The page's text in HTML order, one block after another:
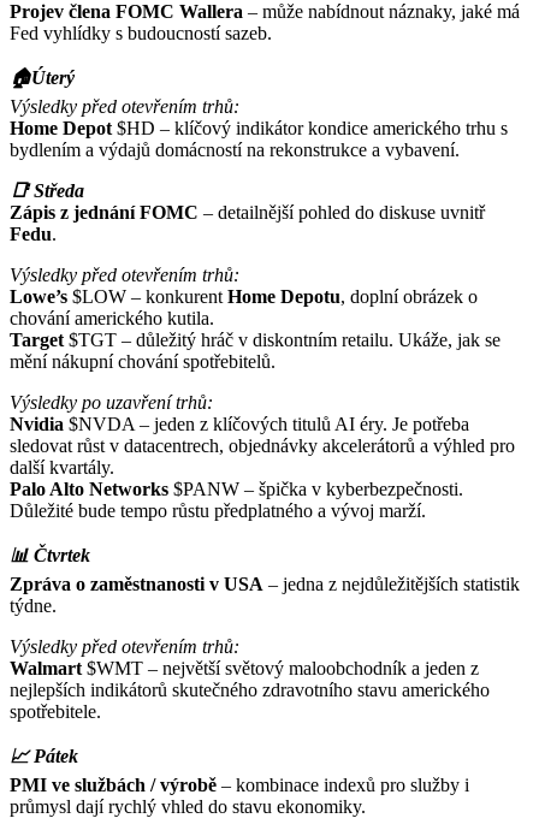
Projev člena FOMC Wallera – může nabídnout náznaky, jaké má
Fed vyhlídky s budoucností sazeb.
🏠Úterý
Výsledky před otevřením trhů:
Home Depot $HD – klíčový indikátor kondice amerického trhu s
bydlením a výdajů domácností na rekonstrukce a vybavení.
📑 Středa
Zápis z jednání FOMC – detailnější pohled do diskuse uvnitř
Fedu.
Výsledky před otevřením trhů:
Lowe’s $LOW – konkurent Home Depotu, doplní obrázek o
chování amerického kutila.
Target $TGT – důležitý hráč v diskontním retailu. Ukáže, jak se
mění nákupní chování spotřebitelů.
Výsledky po uzavření trhů:
Nvidia $NVDA – jeden z klíčových titulů AI éry. Je potřeba
sledovat růst v datacentrech, objednávky akcelerátorů a výhled pro
další kvartály.
Palo Alto Networks $PANW – špička v kyberbezpečnosti.
Důležité bude tempo růstu předplatného a vývoj marží.
📊 Čtvrtek
Zpráva o zaměstnanosti v USA – jedna z nejdůležitějších statistik
týdne.
Výsledky před otevřením trhů:
Walmart $WMT – největší světový maloobchodník a jeden z
nejlepších indikátorů skutečného zdravotního stavu amerického
spotřebitele.
📈 Pátek
PMI ve službách / výrobě – kombinace indexů pro služby i
průmysl dají rychlý vhled do stavu ekonomiky.